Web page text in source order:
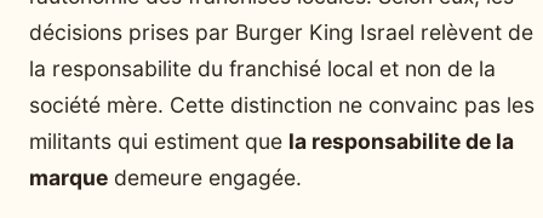
décisions prises par Burger King Israel relèvent de
la responsabilite du franchisé local et non de la
société mère. Cette distinction ne convainc pas les
militants qui estiment que la responsabilite de la
marque demeure engagée.